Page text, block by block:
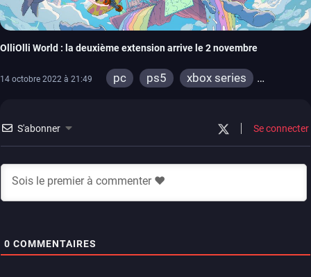
OlliOlli World : la deuxième extension arrive le 2 novembre
14 octobre 2022 à 21:49 pc ps5
xbox series
S'abonner Se connecter
0 COMMENTAIRES